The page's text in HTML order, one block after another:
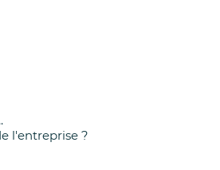
l'entreprise ?